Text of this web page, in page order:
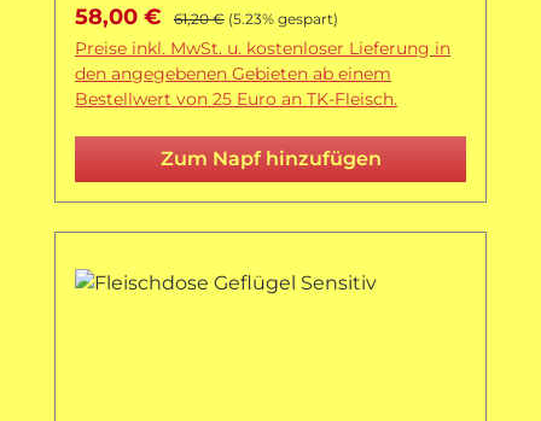
Verkaufspreis:
58,00 € Regulärer Preis:
61,20 € (5.23% gespart)
Preise inkl. MwSt. u. kostenloser Lieferung in
den angegebenen Gebieten ab einem
Bestellwert von 25 Euro an TK-Fleisch.
Zum Napf hinzufügen